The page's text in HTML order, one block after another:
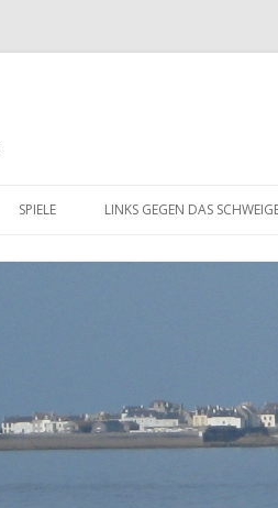
zum
SPIELE LINKS GEGEN DAS